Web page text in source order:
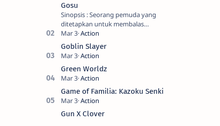
Gosu
Sinopsis : Seorang pemuda yang
ditetapkan untuk membalas
masternya, seorang seniman bela diri
kuat sekali yang dikhianati oleh anak
buahn…
Goblin Slayer
Green Worldz
Game of Familia: Kazoku Senki
Gun X Clover